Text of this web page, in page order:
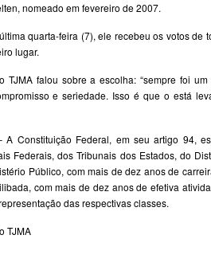
nomeado em fevereiro de 2007.
quarta-feira (7), ele recebeu os votos de
lugar.
TJMA falou sobre a escolha: “sempre foi
e seriedade. Isso é que o está
A Constituição Federal, em seu artigo 94,
Federais, dos Tribunais dos Estados, do
Público, com mais de dez anos de
com mais de dez anos de efetiva
das respectivas classes.
TJMA